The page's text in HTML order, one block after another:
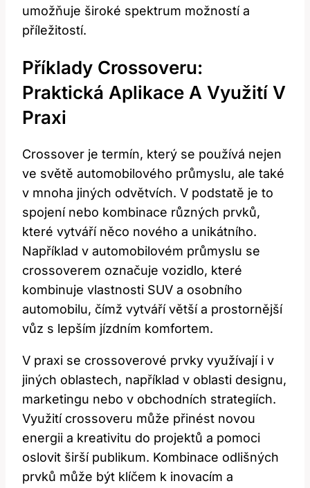
umožňuje široké spektrum možností a
příležitostí.
Příklady Crossoveru:
Praktická Aplikace A Využití V
Praxi
Crossover je termín, který se používá nejen
ve světě automobilového průmyslu, ale také
v mnoha jiných odvětvích. V podstatě je to
spojení nebo kombinace různých prvků,
které vytváří něco nového a unikátního.
Například v automobilovém průmyslu se
crossoverem označuje vozidlo, které
kombinuje vlastnosti SUV a osobního
automobilu, čímž vytváří větší a prostornější
vůz s lepším jízdním komfortem.
V praxi se crossoverové prvky využívají i v
jiných oblastech, například v oblasti designu,
marketingu nebo v obchodních strategiích.
Využití crossoveru může přinést novou
energii a kreativitu do projektů a pomoci
oslovit širší publikum. Kombinace odlišných
prvků může být klíčem k inovacím a